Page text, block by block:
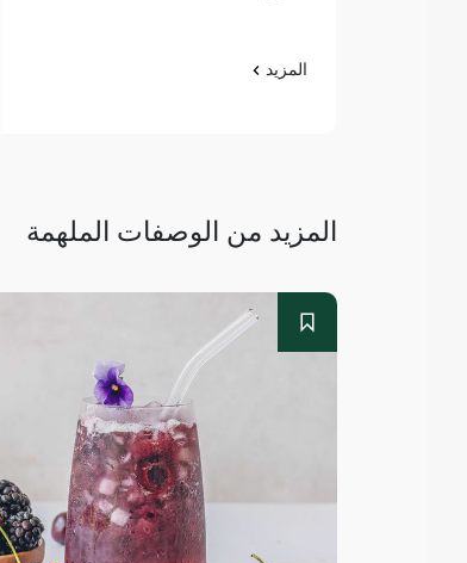
المزيد
المزيد من الوصفات الملهمة